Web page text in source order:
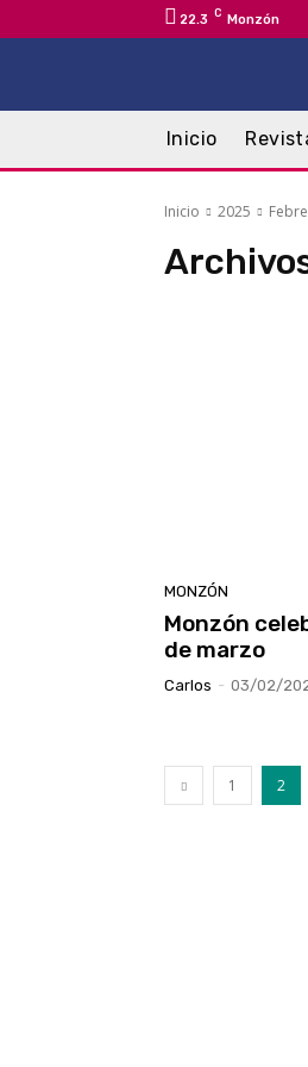
22.3 C Monzón
Inicio
Inicio 2025
MONZÓN
Monzón
de marzo
Carlos - 03/02/
1 2